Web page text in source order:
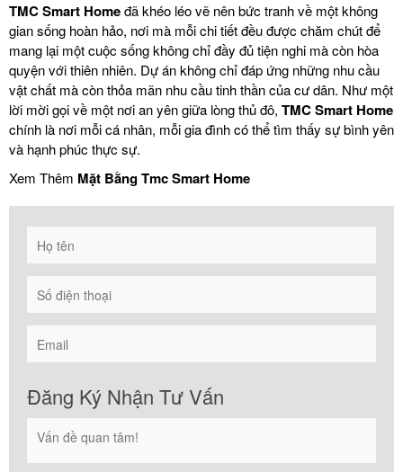
TMC Smart Homeđã khéo léo vẽ nên bức tranh về một không
gian sống hoàn hảo, nơi mà mỗi chi tiết đều được chăm chút để
mang lại một cuộc sống không chỉ đầy đủ tiện nghi mà còn hòa
quyện với thiên nhiên. Dự án không chỉ đáp ứng những nhu cầu
vật chất mà còn thỏa mãn nhu cầu tinh thần của cư dân. Như một
lời mời gọi về một nơi an yên giữa lòng thủ đô, TMC Smart Home
chính là nơi mỗi cá nhân, mỗi gia đình có thể tìm thấy sự bình yên
và hạnh phúc thực sự.
Xem Thêm Mặt Bằng Tmc Smart Home
Đăng Ký Nhận Tư Vấn